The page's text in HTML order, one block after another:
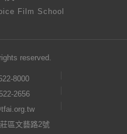
Film School
reserved.
8000
2656
區文藝路2號